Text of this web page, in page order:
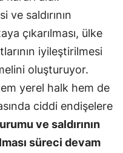
ve saldırının
çıkarılması, ülke
iyileştirilmesi
oluşturuyor.
yerel halk hem de
ciddi endişelere
ve saldırının
süreci devam